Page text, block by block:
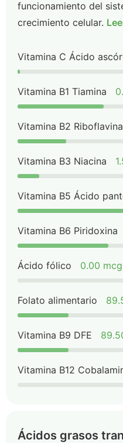
funcionamiento del
crecimiento celular.
Vitamina C Ácido
Vitamina B1 Tiamina
Vitamina B2 Riboflavina
Vitamina B3 Niacina
Vitamina B5 Ácido
Vitamina B6 Piridoxina
Ácido fólico 0.00 mcg
Folato alimentario
Vitamina B9 DFE
Vitamina B12
Ácidos grasos